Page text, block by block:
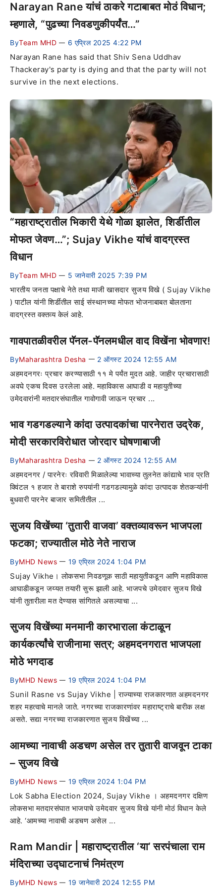
Narayan Rane यांचं ठाकरे गटाबाबत मोठं विधान;
म्हणाले, “पुढच्या निवडणुकीपर्यंत…”
ByTeam MHD — 6 एप्रिल 2025 4:22 PM
Narayan Rane has said that Shiv Sena Uddhav
Thackeray's party is dying and that the party will not
survive in the next elections.
“महाराष्ट्रातील भिकारी येथे गोळा झालेत, शिर्डीतील
मोफत जेवण…”; Sujay Vikhe यांचं वादग्रस्त
विधान
ByTeam MHD — 5 जानेवारी 2025 7:39 PM
भारतीय जनता पक्षाचे नेते तथा माजी खासदार सुजय विखे ( Sujay Vikhe
) पाटील यांनी शिर्डीतील साई संस्थानच्या मोफत भोजनाबाबत बोलताना
वादग्रस्त वक्तव्य केलं आहे.
गावपातळीवरील पॅनल-पॅनलमधील वाद विखेंना भोवणार!
ByMaharashtra Desha — 2 ऑगस्ट 2024 12:55 AM
अहमदनगरः प्रचार करण्यासाठी ११ मे पर्यंत मुदत आहे. जाहीर प्रचारासाठी
अवघे एकच दिवस उरलेला आहे. महाविकास आघाडी व महायुतीच्या
उमेदवारांनी मतदारसंघातील गावोगावी जाऊन प्रचार ...
भाव गडगडल्याने कांदा उत्पादकांचा पारनेरात उद्रेक,
मोदी सरकारविरोधात जोरदार घोषणाबाजी
ByMaharashtra Desha — 2 ऑगस्ट 2024 12:55 AM
अहमदनगर / पारनेरः रविवारी मिळालेल्या भावाच्या तुलनेत कांद्याचे भाव प्रति
क्विंटल १ हजार ते बाराशे रुपयांनी गडगडल्यामुळे कांदा उत्पादक शेतकऱ्यांनी
बुधवारी पारनेर बाजार समितीतील ...
सुजय विखेंच्या ‘तुतारी वाजवा’ वक्तव्यावरून भाजपला
फटका; राज्यातील मोठे नेते नाराज
ByMHD News — 19 एप्रिल 2024 1:04 PM
Sujay Vikhe। लोकसभा निवडणूक साठी महायुतीकडून आणि महाविकास
आघाडीकडून जय्यत तयारी सुरू झाली आहे. भाजपचे उमेदवार सुजय विखे
यांनी तुतारीला मत देण्यास सांगितले असल्याचा ...
सुजय विखेंच्या मनमानी कारभाराला कंटाळून
कार्यकर्त्यांचे राजीनामा सत्र; अहमदनगरात भाजपला
मोठे भगदाड
ByMHD News — 19 एप्रिल 2024 1:04 PM
Sunil Rasne vs Sujay Vikhe | राज्याच्या राजकारणात अहमदनगर
शहर महत्वाचे मानले जाते. नगरच्या राजकारणांवर महाराष्ट्राचे बारीक लक्ष
असते. सद्या नगरच्या राजकारणात सुजय विखेंच्या ...
आमच्या नावाची अडचण असेल तर तुतारी वाजवून टाका
– सुजय विखे
ByMHD News — 19 एप्रिल 2024 1:04 PM
Lok Sabha Election 2024, Sujay Vikhe । अहमदनगर दक्षिण
लोकसभा मतदारसंघात भाजपाचे उमेदवार सुजय विखे यांनी मोठं विधान केले
आहे. ‘आमच्या नावाची अडचण असेल ...
Ram Mandir | महाराष्ट्रातील ‘या’ सरपंचाला राम
मंदिराच्या उद्घाटनाचं निमंत्रण
ByMHD News — 19 जानेवारी 2024 12:55 PM